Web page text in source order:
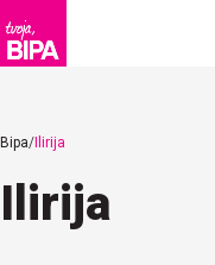
Bipa Ilirija
Ilirija